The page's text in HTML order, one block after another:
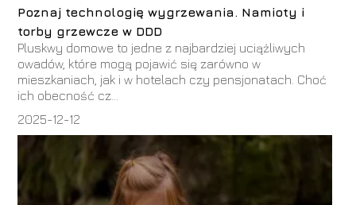
Poznaj technologię wygrzewania. Namioty i
torby grzewcze w DDD
Pluskwy domowe to jedne z najbardziej uciążliwych
owadów, które mogą pojawić się zarówno w
mieszkaniach, jak i w hotelach czy pensjonatach. Choć
ich obecność cz...
2025-12-12